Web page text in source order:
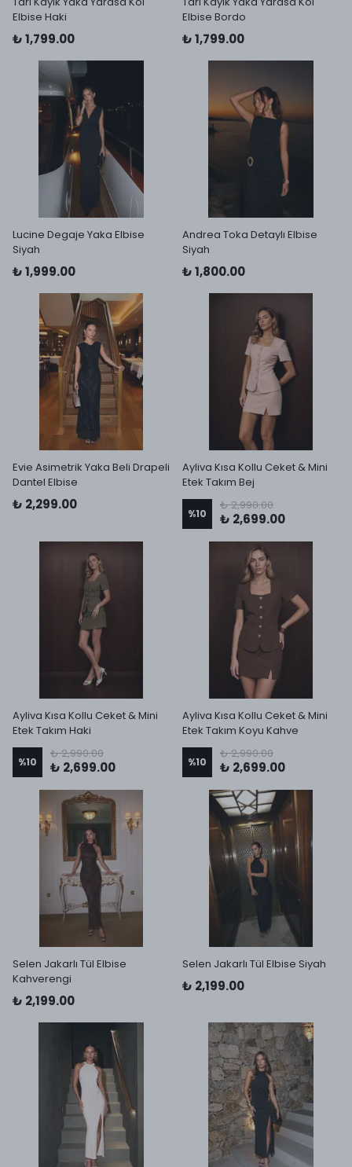
Elbise Haki
₺ 1,799.00
Elbise Bordo
₺ 1,799.00
Lucine Degaje Yaka Elbise
Siyah
₺ 1,999.00
Andrea Toka Detaylı Elbise
Siyah
₺ 1,800.00
Evie Asimetrik Yaka Beli Drapeli
Dantel Elbise
₺ 2,299.00
Ayliva Kısa Kollu Ceket & Mini
Etek Takım Bej
%10
₺ 2,990.00
₺ 2,699.00
Ayliva Kısa Kollu Ceket & Mini
Etek Takım Haki
%10
₺ 2,990.00
₺ 2,699.00
Ayliva Kısa Kollu Ceket & Mini
Etek Takım Koyu Kahve
%10
₺ 2,990.00
₺ 2,699.00
Selen Jakarlı Tül Elbise
Kahverengi
₺ 2,199.00
Selen Jakarlı Tül Elbise Siyah
₺ 2,199.00